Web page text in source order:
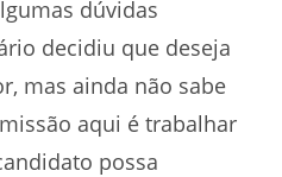
dúvidas
decidiu que deseja
mas ainda não sabe
aqui é trabalhar
possa